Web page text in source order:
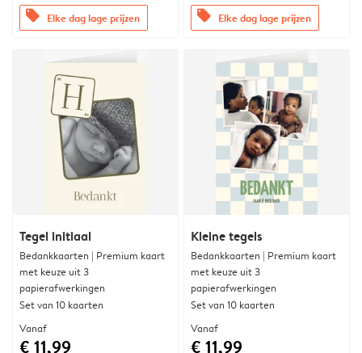
offers Elke dag lage prijzen offers Elke dag lage prijzen
Tegel initiaal
Bedankkaarten | Premium kaart
met keuze uit 3
papierafwerkingen
Set van 10 kaarten
Vanaf
€ 11,99
Kleine tegels
Bedankkaarten | Premium kaart
met keuze uit 3
papierafwerkingen
Set van 10 kaarten
Vanaf
€ 11,99